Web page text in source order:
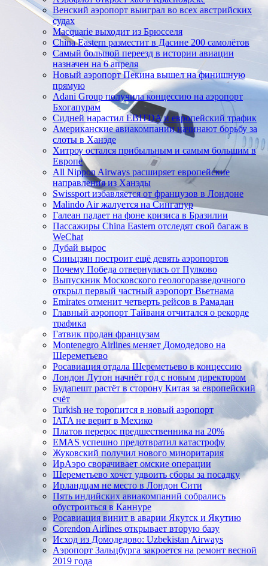
Венский аэропорт выиграл во всех австрийских
судах
Macquarie выходит из Брюсселя
China Eastern разместит в Дасине 200 самолётов
Самый большой переезд в истории авиации
назначен на 6 апреля
Новый аэропорт Пекина вышел на финишную
прямую
Adani Group получила концессию на аэропорт
Бхогапурам
Сидней нарастил EBITDA и европейский трафик
Американские авиакомпании начинают борьбу за
слоты в Ханэде
Хитроу остался прибыльным и самым большим в
Европе
All Nippon Airways расширяет европейские
направления из Ханэды
Swissport избавляется от французов в Лондоне
Malindo Air жалуется на Сингапур
Галеан падает на фоне кризиса в Бразилии
Пассажиры China Eastern отследят свой багаж в
WeChat
Дубай вырос
Синьцзян построит ещё девять аэропортов
Почему Победа отвернулась от Пулково
Выпускник Московского геологоразведочного
открыл первый частный аэропорт Вьетнама
Emirates отменит четверть рейсов в Рамадан
Главный аэропорт Тайваня отчитался о рекорде
трафика
Гатвик продан французам
Montenegro Airlines меняет Домодедово на
Шереметьево
Росавиация отдала Шереметьево в концессию
Лондон Лутон начнёт год с новым директором
Будапешт растёт в сторону Китая за европейский
счёт
Turkish не торопится в новый аэропорт
IATA не верит в Мехико
Платов перерос предшественника на 20%
EMAS успешно предотвратил катастрофу
Жуковский получил нового миноритария
ИрАэро сворачивает омские операции
Шереметьево хочет удвоить сборы за посадку
Ирландцам не место в Лондон Сити
Пять индийских авиакомпаний собрались
обустроиться в Каннуре
Росавиация винит в аварии Якутск и Якутию
Corendon Airlines открывает вторую базу
Исход из Домодедово: Uzbekistan Airways
Аэропорт Зальцбурга закроется на ремонт весной
2019 года